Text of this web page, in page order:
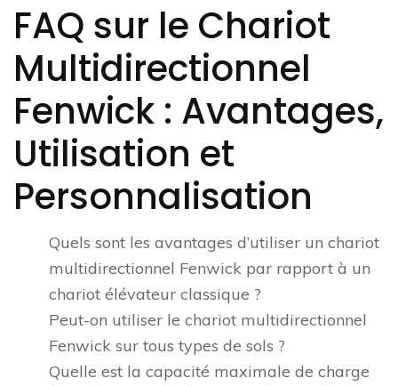
FAQ sur le Chariot
Multidirectionnel
Fenwick : Avantages,
Utilisation et
Personnalisation
Quels sont les avantages d’utiliser un chariot
multidirectionnel Fenwick par rapport à un
chariot élévateur classique ?
Peut-on utiliser le chariot multidirectionnel
Fenwick sur tous types de sols ?
Quelle est la capacité maximale de charge